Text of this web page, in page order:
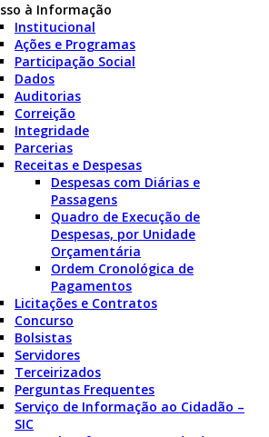
à Informação
Institucional
Ações e Programas
Participação Social
Dados
Auditorias
Correição
Integridade
Parcerias
Receitas e Despesas
Despesas com Diárias e
Passagens
Quadro de Execução de
Despesas, por Unidade
Orçamentária
Ordem Cronológica de
Pagamentos
Licitações e Contratos
Concurso
Bolsistas
Servidores
Terceirizados
Perguntas Frequentes
Serviço de Informação ao Cidadão –
SIC